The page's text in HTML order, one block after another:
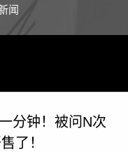
闻
分钟！被问N次
了！